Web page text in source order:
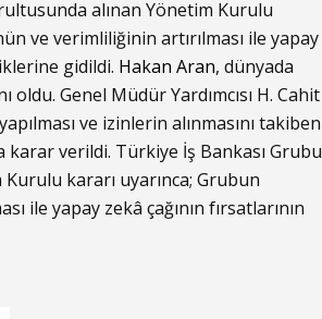
alınan Yönetim Kurulu
ve verimliliğinin artırılması ile yapay
gidildi. Hakan Aran, dünyada
Genel Müdür Yardımcısı H. Cahit
ve izinlerin alınmasını takiben
karar verildi. Türkiye İş Bankası Grubu
kararı uyarınca; Grubun
ile yapay zekâ çağının fırsatlarının